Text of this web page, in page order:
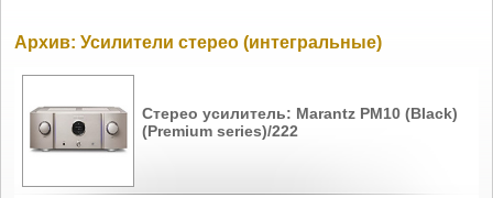
Архив: Усилители стерео (интегральные)
Стерео усилитель: Marantz PM10 (Black)
(Premium series)/222